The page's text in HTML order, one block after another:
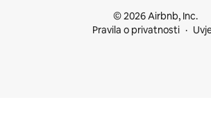
© 2026 Airbnb, Inc.
Pravila o privatnosti